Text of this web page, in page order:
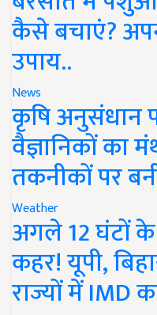
कैसे बचाएं?
उपाय..
News
कृषि अनुसंधान
वैज्ञानिकों का
तकनीकों पर
Weather
अगले 12 घंटों के
कहर! यूपी,
राज्यों में IMD